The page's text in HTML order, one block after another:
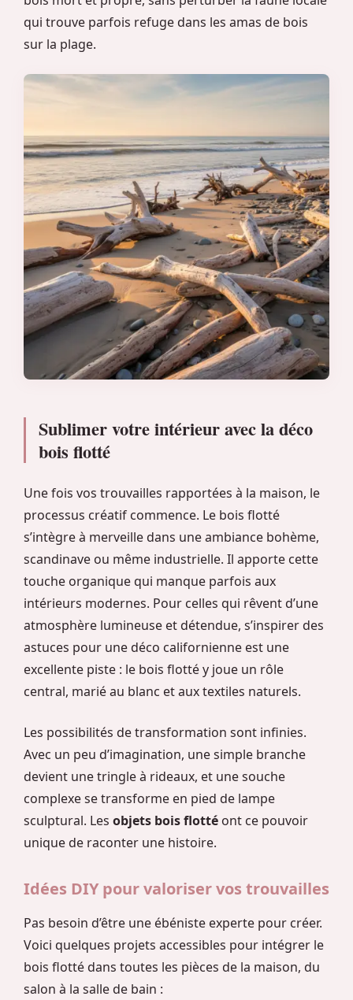
qui trouve parfois refuge dans les amas de bois
sur la plage.
Sublimer votre intérieur avec la déco
bois flotté
Une fois vos trouvailles rapportées à la maison, le
processus créatif commence. Le bois flotté
s’intègre à merveille dans une ambiance bohème,
scandinave ou même industrielle. Il apporte cette
touche organique qui manque parfois aux
intérieurs modernes. Pour celles qui rêvent d’une
atmosphère lumineuse et détendue, s’inspirer des
astuces pour une déco californienne est une
excellente piste : le bois flotté y joue un rôle
central, marié au blanc et aux textiles naturels.
Les possibilités de transformation sont infinies.
Avec un peu d’imagination, une simple branche
devient une tringle à rideaux, et une souche
complexe se transforme en pied de lampe
sculptural. Les objets bois flotté ont ce pouvoir
unique de raconter une histoire.
Idées DIY pour valoriser vos trouvailles
Pas besoin d’être une ébéniste experte pour créer.
Voici quelques projets accessibles pour intégrer le
bois flotté dans toutes les pièces de la maison, du
salon à la salle de bain :